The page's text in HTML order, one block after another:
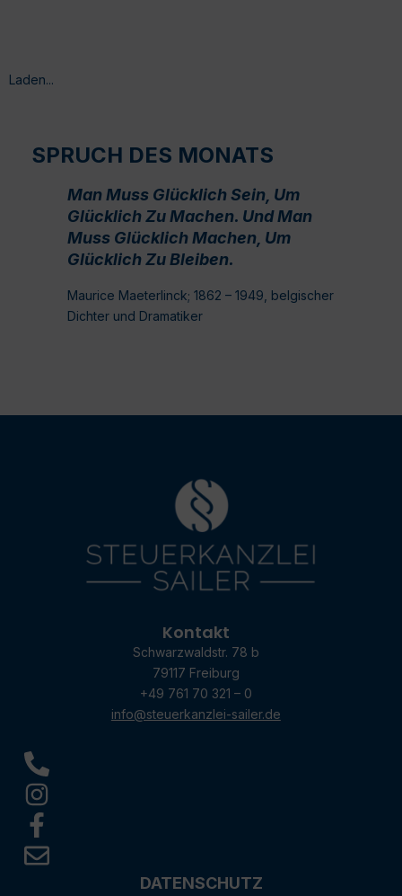
Laden...
SPRUCH DES MONATS
Man Muss Glücklich Sein, Um
Glücklich Zu Machen. Und Man
Muss Glücklich Machen, Um
Glücklich Zu Bleiben.
Maurice Maeterlinck; 1862 – 1949, belgischer
Dichter und Dramatiker
Kontakt
Schwarzwaldstr. 78 b
79117 Freiburg
+49 761 70 321 – 0
info@steuerkanzlei-sailer.de
DATENSCHUTZ